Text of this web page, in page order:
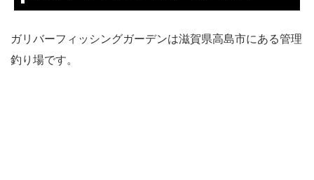
ガリバーフィッシングガーデンは滋賀県高島市にある管理
釣り場です。